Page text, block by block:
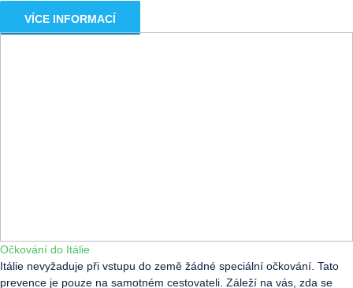
VÍCE INFORMACÍ
Očkování do Itálie
Itálie nevyžaduje při vstupu do země žádné speciální očkování. Tato
prevence je pouze na samotném cestovateli. Záleží na vás, zda se